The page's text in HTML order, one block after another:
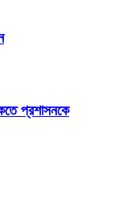
প্রশাসনকে